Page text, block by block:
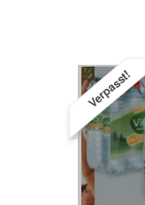
Verpasst!